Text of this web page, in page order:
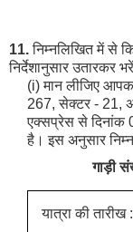
11.निम्नलिखित में से
निर्देशानुसार उतारकर
(i) मान लीजिए
267, सेक्टर - 21,
एक्सप्रेस से दिनांक
है। इस अनुसार
गाड़ी
यात्रा की